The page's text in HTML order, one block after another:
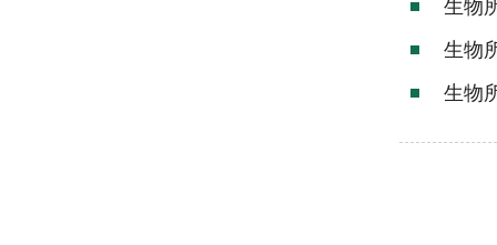
生物
生物
生物